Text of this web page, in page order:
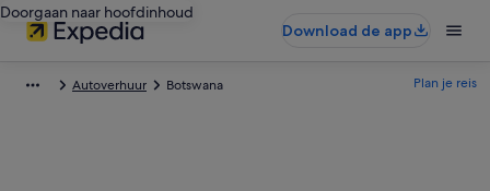
Doorgaan naar hoofdinhoud
Download de app
Autoverhuur Botswana Plan je reis